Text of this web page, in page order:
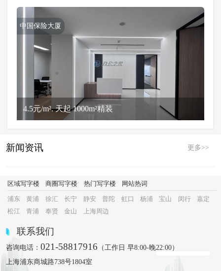
中国保险大厦
4.5元/m². 天起 1000m²精装
新闻资讯 更多>>
区域写字楼 商圈写字楼 热门写字楼 网站热词
浦东 黄浦 徐汇 长宁 静安 普陀 虹口 杨浦 宝山 闵行
嘉定
松江
青浦 奉贤 金山 上海周边
联系我们
咨询电话：021-58817916 （工作日 早8:00-晚22:00）
上海浦东商城路738号1804室